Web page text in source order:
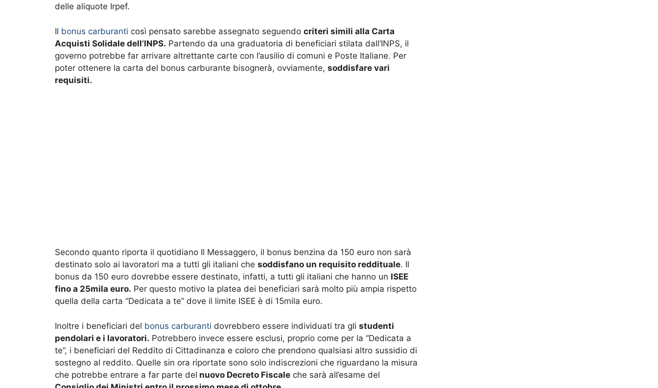
delle aliquote Irpef.
Il bonus carburanti così pensato sarebbe assegnato seguendo criteri simili alla Carta
Acquisti Solidale dell’INPS. Partendo da una graduatoria di beneficiari stilata dall’INPS, il
governo potrebbe far arrivare altrettante carte con l’ausilio di comuni e Poste Italiane. Per
poter ottenere la carta del bonus carburante bisognerà, ovviamente, soddisfare vari
requisiti.
Secondo quanto riporta il quotidiano Il Messaggero, il bonus benzina da 150 euro non sarà
destinato solo ai lavoratori ma a tutti gli italiani che soddisfano un requisito reddituale. Il
bonus da 150 euro dovrebbe essere destinato, infatti, a tutti gli italiani che hanno un ISEE
fino a 25mila euro. Per questo motivo la platea dei beneficiari sarà molto più ampia rispetto
quella della carta “Dedicata a te” dove il limite ISEE è di 15mila euro.
Inoltre i beneficiari del bonus carburanti dovrebbero essere individuati tra gli studenti
pendolari e i lavoratori. Potrebbero invece essere esclusi, proprio come per la “Dedicata a
te”, i beneficiari del Reddito di Cittadinanza e coloro che prendono qualsiasi altro sussidio di
sostegno al reddito. Quelle sin ora riportate sono solo indiscrezioni che riguardano la misura
che potrebbe entrare a far parte del nuovo Decreto Fiscale che sarà all’esame del